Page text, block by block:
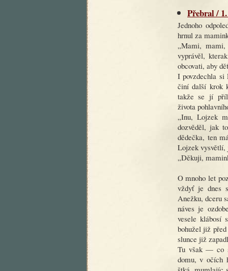
Přebral /
Jednoho
hrnul za
„Mami,
vyprávěl,
obcovati, aby
I povzdechla si
činí další krok
takže se jí
života
„Inu, Lojzek
dozvěděl, jak
dědečka, ten
Lojzek vysvětlí,
„Děkuji,
O mnoho let
vždyť je dnes
Anežku, dceru
náves je
vesele klábosí
bohužel již
slunce již
Tu však — co
domu, v očích